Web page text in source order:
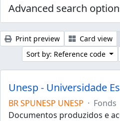
Advanced search
Print preview Card view
Sort by: Reference code
BR SPUNESP UNESP · Fonds
Documentos produzidos e